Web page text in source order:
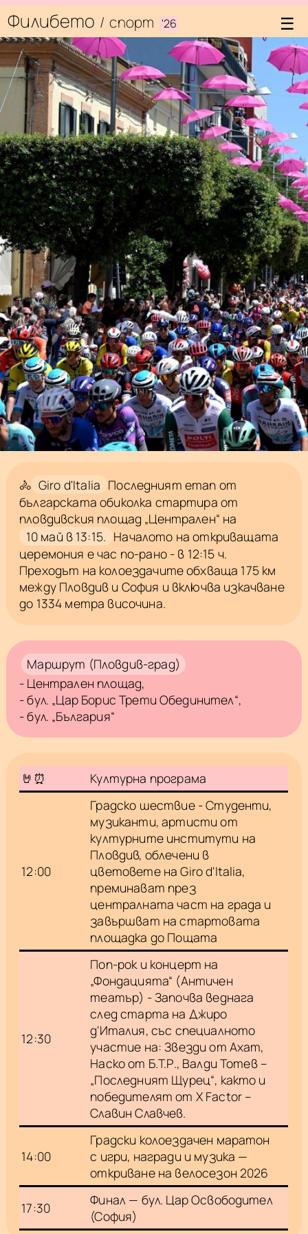
Филибето / спорт '26
🚴 Giro d'Italia Последният етап от
българската обиколка стартира от
пловдивския площад „Централен“ на
10 май в 13:15. Началото на откриващата
церемония е час по-рано - в 12:15 ч.
Преходът на колоездачите обхваща 175 км
между Пловдив и София и включва изкачване
до 1334 метра височина.
Маршрут (Пловдив-град)
- Централен площад,
- бул. „Цар Борис Трети Обединител“,
- бул. „България“
🤘⏰ Културна програма
12:00
Градско шествие - Студенти,
музиканти, артисти от
културните институти на
Пловдив, облечени в
цветовете на Giro d'Italia,
преминават през
централната част на града и
завършват на стартовата
площадка до Пощата
12:30
Поп-рок и концерт на
„Фондацията“ (Античен
театър) - Започва веднага
след старта на Джиро
д'Италия, със специалното
участие на: Звезди от Ахат,
Наско от Б.Т.Р., Валди Тотев –
„Последният Щурец“, както и
победителят от X Factor –
Славин Славчев.
14:00
Градски колоездачен маратон
с игри, награди и музика —
откриване на велосезон 2026
17:30
Финал — бул. Цар Освободител
(София)